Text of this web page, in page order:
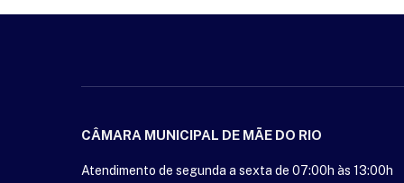
CÂMARA MUNICIPAL DE MÃE DO RIO
Atendimento de segunda a sexta de 07:00h às 13:00h